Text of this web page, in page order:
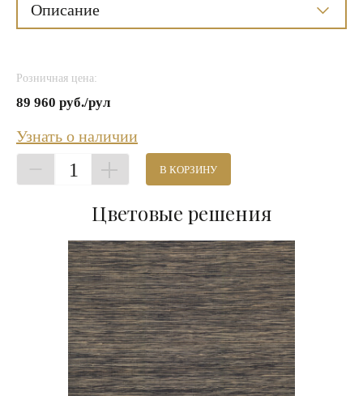
Описание
Розничная цена:
89 960 руб./рул
Узнать о наличии
1 В КОРЗИНУ
Цветовые решения